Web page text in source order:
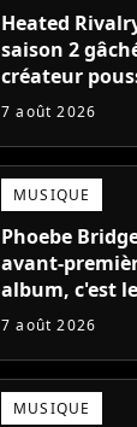
Heated
saison 2
créateur
gueule
7 août 2026
MUSIQUE
Phoebe
avant-
album, c'est
d'été
7 août 2026
MUSIQUE